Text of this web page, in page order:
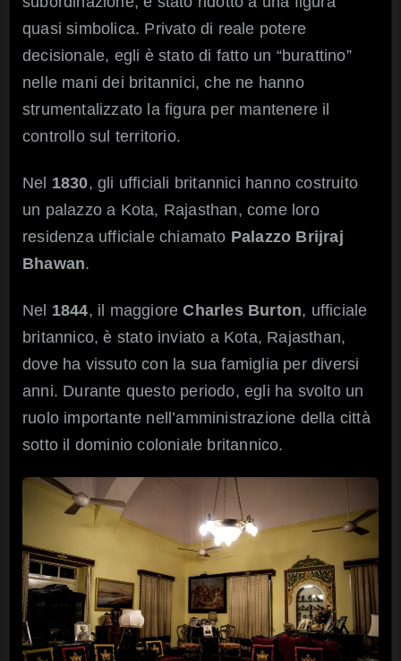
quasi simbolica. Privato di reale potere
decisionale, egli è stato di fatto un “burattino”
nelle mani dei britannici, che ne hanno
strumentalizzato la figura per mantenere il
controllo sul territorio.
Nel 1830, gli ufficiali britannici hanno costruito
un palazzo a Kota, Rajasthan, come loro
residenza ufficiale chiamato Palazzo Brijraj
Bhawan.
Nel 1844, il maggioreCharles Burton, ufficiale
britannico, è stato inviato a Kota, Rajasthan,
dove ha vissuto con la sua famiglia per diversi
anni. Durante questo periodo, egli ha svolto un
ruolo importante nell’amministrazione della città
sotto il dominio coloniale britannico.